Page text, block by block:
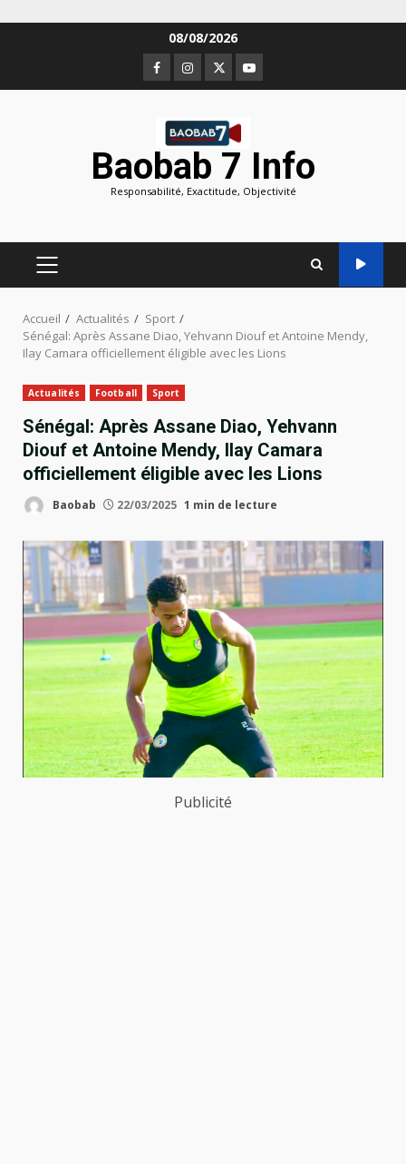
08/08/2026
Facebook
Instagram
TwitterYoutube
Baobab 7 Info
Responsabilité, Exactitude, Objectivité
MENU
PRINCIPAL
Accueil Actualités
Sport
Sénégal: Après Assane Diao, Yehvann Diouf et Antoine Mendy,
Ilay Camara officiellement éligible avec les Lions
Actualités Football Sport
Sénégal: Après Assane Diao, Yehvann
Diouf et Antoine Mendy, Ilay Camara
officiellement éligible avec les Lions
Baobab 22/03/2025 1 min de lecture
Publicité